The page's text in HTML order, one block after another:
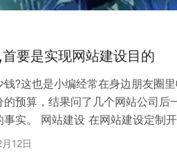
要是实现网站建设目的
?这也是小编经常在身边朋友圈
预算，结果问了几个网站公司
实。 网站建设 在网站建设定制
确估算其费用。加之，每个公司
12日